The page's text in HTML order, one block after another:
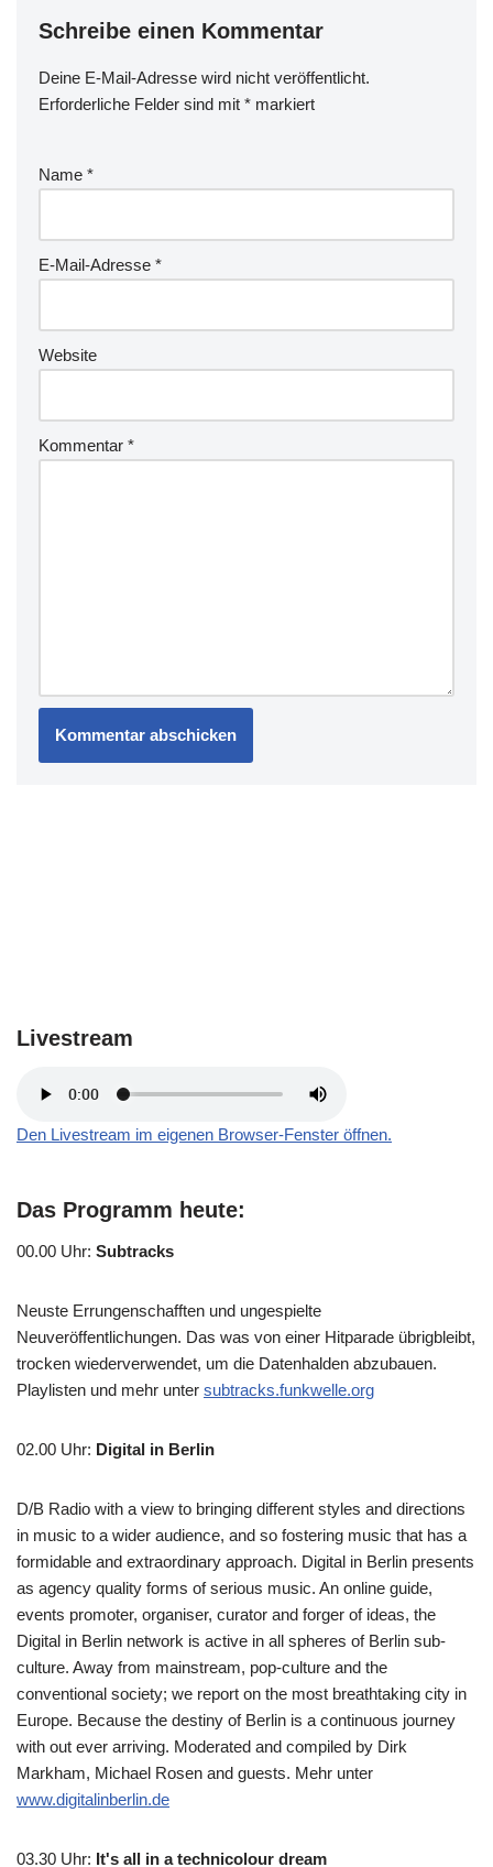
Schreibe einen Kommentar
Deine E-Mail-Adresse wird nicht veröffentlicht.
Erforderliche Felder sind mit * markiert
Name *
E-Mail-Adresse *
Website
Kommentar *
Livestream
Den Livestream im eigenen Browser-Fenster öffnen.
Das Programm heute:
00.00 Uhr: Subtracks
Neuste Errungenschafften und ungespielte
Neuveröffentlichungen. Das was von einer Hitparade übrigbleibt,
trocken wiederverwendet, um die Datenhalden abzubauen.
Playlisten und mehr unter subtracks.funkwelle.org
02.00 Uhr: Digital in Berlin
D/B Radio with a view to bringing different styles and directions
in music to a wider audience, and so fostering music that has a
formidable and extraordinary approach. Digital in Berlin presents
as agency quality forms of serious music. An online guide,
events promoter, organiser, curator and forger of ideas, the
Digital in Berlin network is active in all spheres of Berlin sub-
culture. Away from mainstream, pop-culture and the
conventional society; we report on the most breathtaking city in
Europe. Because the destiny of Berlin is a continuous journey
with out ever arriving. Moderated and compiled by Dirk
Markham, Michael Rosen and guests. Mehr unter
www.digitalinberlin.de
03.30 Uhr: It's all in a technicolour dream